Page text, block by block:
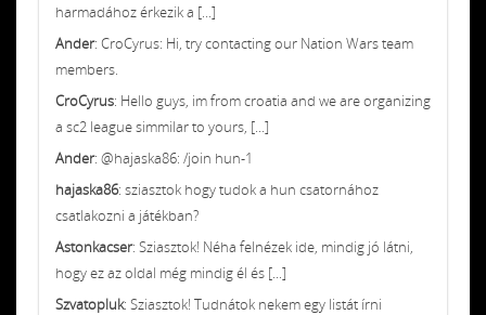
harmadához érkezik a [...]
Ander: CroCyrus: Hi, try contacting our Nation Wars team
members.
CroCyrus: Hello guys, im from croatia and we are organizing
a sc2 league simmilar to yours, [...]
Ander: @hajaska86: /join hun-1
hajaska86: sziasztok hogy tudok a hun csatornához
csatlakozni a játékban?
Astonkacser: Sziasztok! Néha felnézek ide, mindig jó látni,
hogy ez az oldal még mindig él és [...]
Szvatopluk: Sziasztok! Tudnátok nekem egy listát írni